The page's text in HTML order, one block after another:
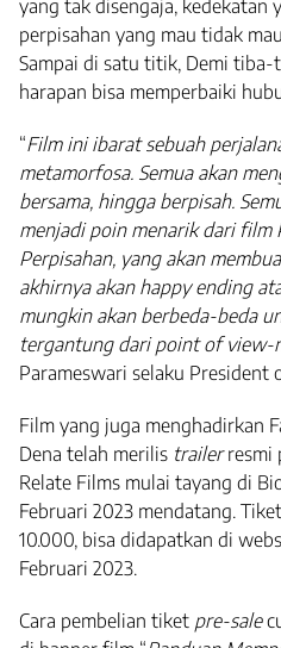
yang tak disengaja, kedekatan
perpisahan yang mau tidak
Sampai di satu titik, Demi
harapan bisa memperbaiki
“Film ini ibarat sebuah
metamorfosa. Semua akan
bersama, hingga berpisah.
menjadi poin menarik dari film
Perpisahan, yang akan
akhirnya akan happy ending
mungkin akan berbeda-beda
tergantung dari point of view-
Parameswari selaku President
Film yang juga menghadirkan
Dena telah merilis trailerresmi
Relate Films mulai tayang di
Februari 2023 mendatang. Tiket
10.000, bisa didapatkan di
Februari 2023.
Cara pembelian tiket pre-sale